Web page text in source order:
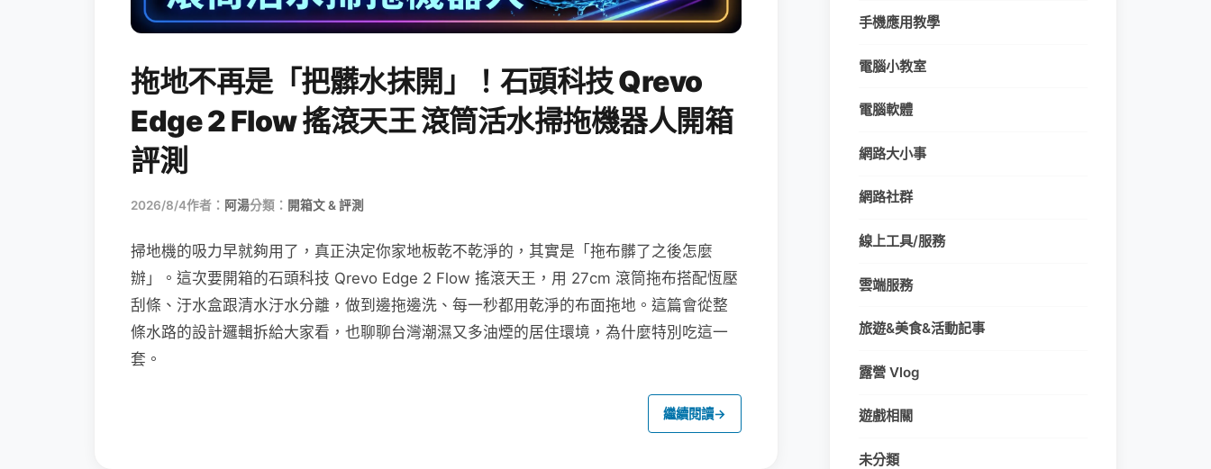
拖地不再是「把髒水抹開」！石頭科技 Qrevo
Edge 2 Flow 搖滾天王 滾筒活水掃拖機器人開箱
評測
2026/8/4作者： 阿湯分類： 開箱文 & 評測
掃地機的吸力早就夠用了，真正決定你家地板乾不乾淨的，其實是「拖布髒了之後怎麼
辦」。這次要開箱的石頭科技 Qrevo Edge 2 Flow 搖滾天王，用 27cm 滾筒拖布搭配恆壓
刮條、汙水盒跟清水汙水分離，做到邊拖邊洗、每一秒都用乾淨的布面拖地。這篇會從整
條水路的設計邏輯拆給大家看，也聊聊台灣潮濕又多油煙的居住環境，為什麼特別吃這一
套。
繼續閱讀→
手機應用教學
電腦小教室
電腦軟體
網路大小事
網路社群
線上工具/服務
雲端服務
旅遊&美食&活動記事
露營 Vlog
遊戲相關
未分類